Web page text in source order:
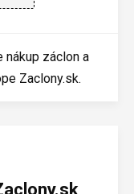
nákup záclon a
Zaclony.sk.